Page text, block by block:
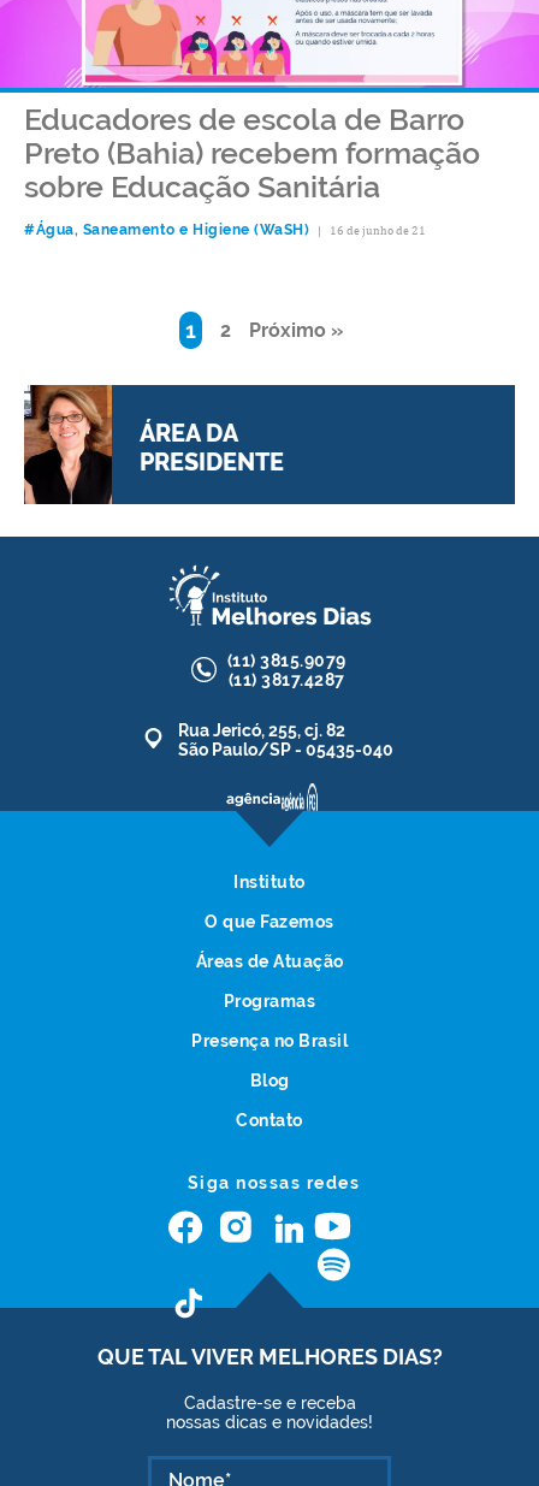
Educadores de escola de Barro
Preto (Bahia) recebem formação
sobre Educação Sanitária
#Água, Saneamento e Higiene (WaSH) | 16 de junho de 21
1 2 Próximo »
ÁREA DA
PRESIDENTE
(11) 3815.9079
(11) 3817.4287
Rua Jericó, 255, cj. 82
São Paulo/SP - 05435-040
Instituto
O que Fazemos
Áreas de Atuação
Programas
Presença no Brasil
Blog
Contato
Siga nossas redes
QUE TAL VIVER MELHORES DIAS?
Cadastre-se e receba
nossas dicas e novidades!